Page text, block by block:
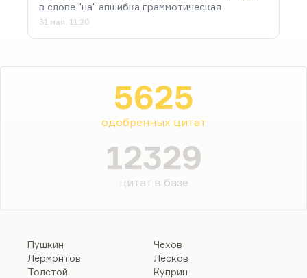
в слове "на" апшибка граммотическая
31 мая, 11:20
5625
одобренных цитат
12329
цитат в базе
Пушкин
Лермонтов
Толстой
Чехов
Лесков
Куприн